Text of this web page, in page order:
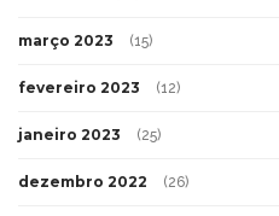
março 2023 (15)
fevereiro 2023 (12)
janeiro 2023 (25)
dezembro 2022 (26)